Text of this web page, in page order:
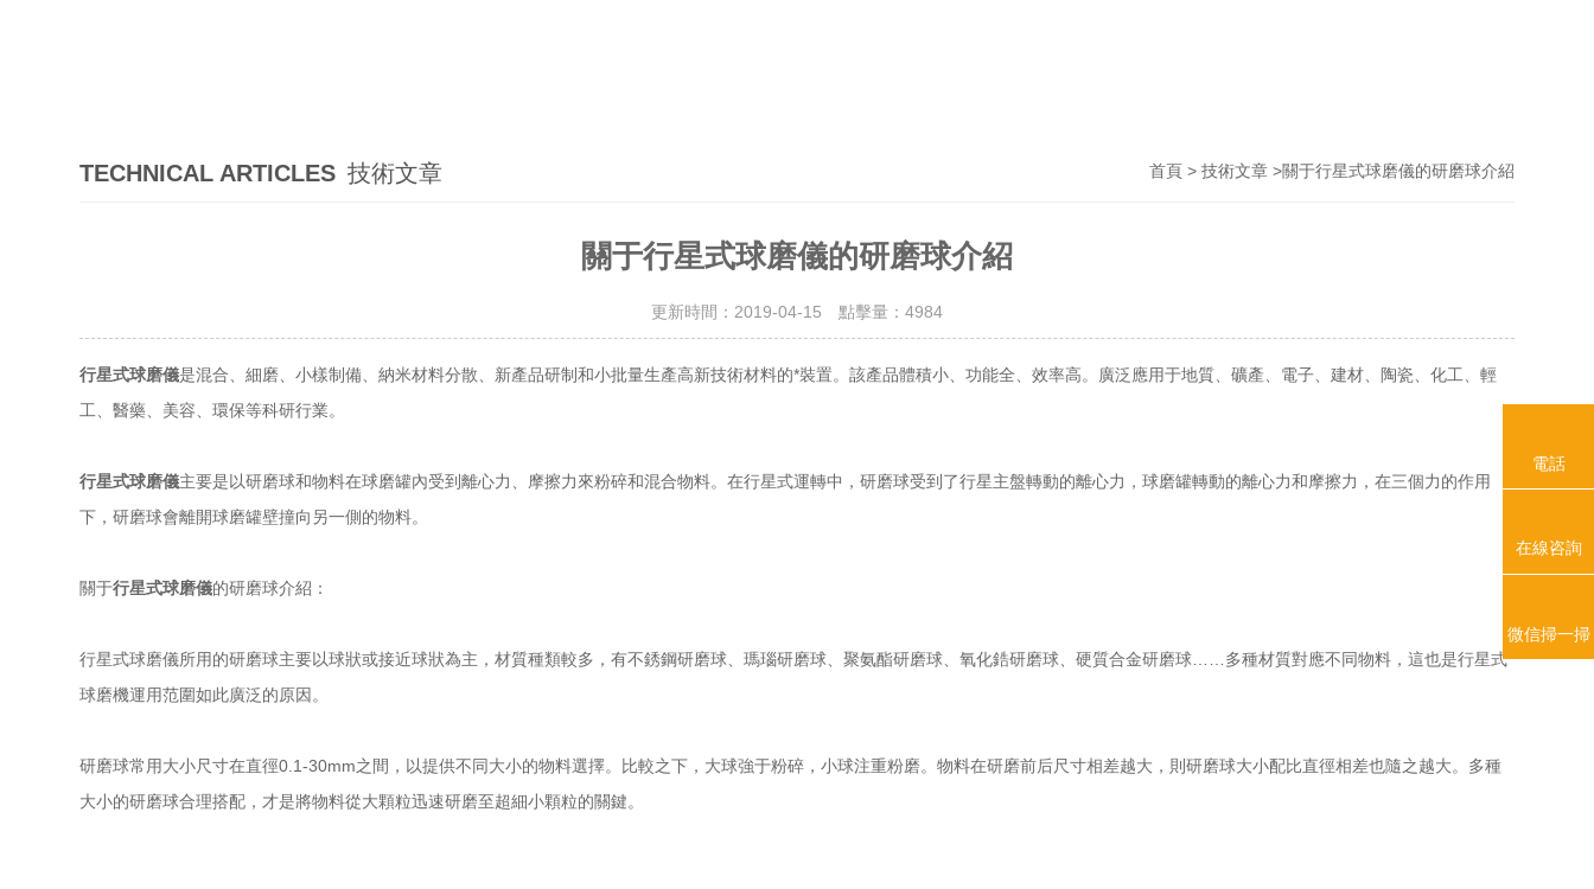
TECHNICAL ARTICLES 技術文章 首頁> 技術文章>關于行星式球磨儀的研磨球介紹
關于行星式球磨儀的研磨球介紹
更新時間：2019-04-15 點擊量： 4984
行星式球磨儀是混合、細磨、小樣制備、納米材料分散、新產品研制和小批量生產高新技術材料的*裝置。該產品體積小、功能全、效率高。廣泛應用于地質、礦產、電子、建材、陶瓷、化工、輕
工、醫藥、美容、環保等科研行業。
行星式球磨儀主要是以研磨球和物料在球磨罐內受到離心力、摩擦力來粉碎和混合物料。在行星式運轉中，研磨球受到了行星主盤轉動的離心力，球磨罐轉動的離心力和摩擦力，在三個力的作用
下，研磨球會離開球磨罐壁撞向另一側的物料。
關于行星式球磨儀的研磨球介紹：
行星式球磨儀所用的研磨球主要以球狀或接近球狀為主，材質種類較多，有不銹鋼研磨球、瑪瑙研磨球、聚氨酯研磨球、氧化鋯研磨球、硬質合金研磨球……多種材質對應不同物料，這也是行星式
球磨機運用范圍如此廣泛的原因。
研磨球常用大小尺寸在直徑0.1-30mm之間，以提供不同大小的物料選擇。比較之下，大球強于粉碎，小球注重粉磨。物料在研磨前后尺寸相差越大，則研磨球大小配比直徑相差也隨之越大。多種
大小的研磨球合理搭配，才是將物料從大顆粒迅速研磨至超細小顆粒的關鍵。
電話
在線咨詢
微信掃一掃